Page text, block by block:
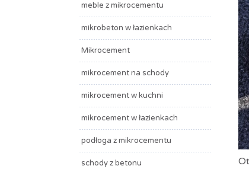
meble z mikrocementu
mikrobeton w łazienkach
Mikrocement
mikrocement na schody
mikrocement w kuchni
mikrocement w łazienkach
podłoga z mikrocementu
schody z betonu